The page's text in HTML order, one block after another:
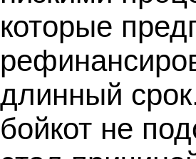
которые
длинный
бойкот не